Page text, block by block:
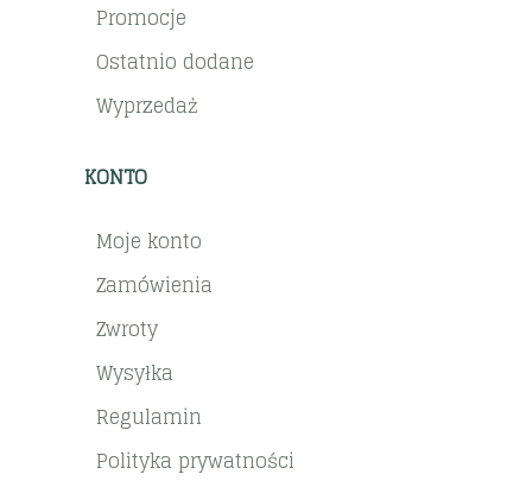
Promocje
Ostatnio dodane
Wyprzedaż
KONTO
Moje konto
Zamówienia
Zwroty
Wysyłka
Regulamin
Polityka prywatności